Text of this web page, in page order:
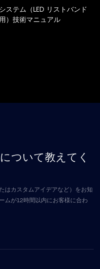
ステム（LED リストバンド
）技術マニュアル
レス伝送をサポートし、LEDリ
その他の観客インタラクション
ュアルには、システムの概要、
ついて教えてく
はカスタムアイデアなど）をお知
ムが12時間以内にお客様に合わ